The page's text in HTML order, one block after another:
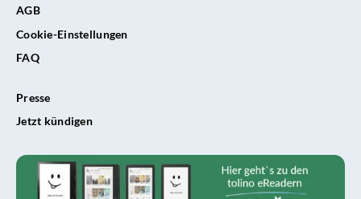
AGB
Cookie-Einstellungen
FAQ
Presse
Jetzt kündigen